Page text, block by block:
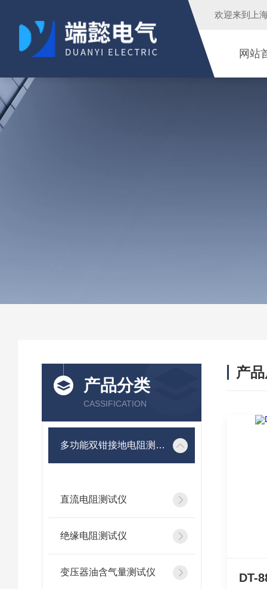
欢迎来到 上
网站
产品分类
CASSIFICATION
多功能双钳接地电阻测试仪
直流电阻测试仪
绝缘电阻测试仪
变压器油含气量测试仪
产